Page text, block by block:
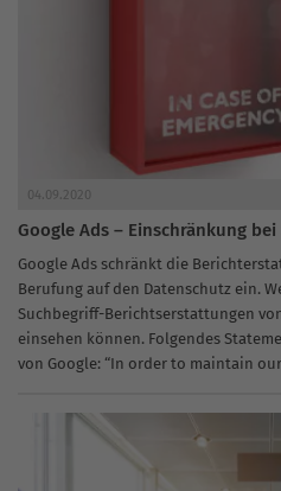
04.09.2020
Google Ads – Einschränkung
Google Ads schränkt die
Berufung auf den Datenschutz ein.
Suchbegriff-Berichtserstattungen
einsehen können. Folgendes
von Google: “In order to maintain